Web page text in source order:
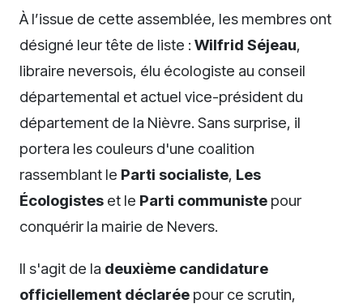
À l’issue de cette assemblée, les membres ont
désigné leur tête de liste : Wilfrid Séjeau,
libraire neversois, élu écologiste au conseil
départemental et actuel vice-président du
département de la Nièvre. Sans surprise, il
portera les couleurs d'une coalition
rassemblant le Parti socialiste, Les
Écologistes et le Parti communiste pour
conquérir la mairie de Nevers.
Il s'agit de la deuxième candidature
officiellement déclarée pour ce scrutin,